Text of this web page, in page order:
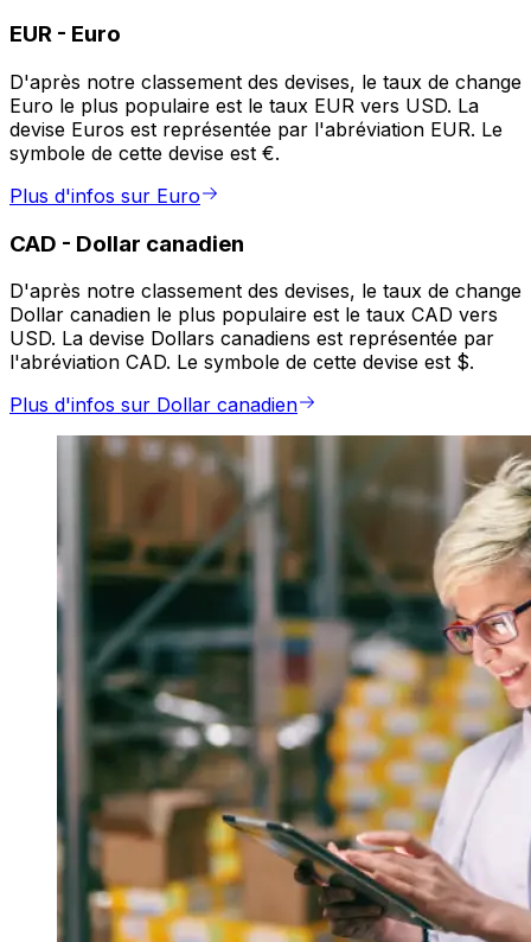
EUR - Euro
D'après notre classement des devises, le taux de change
Euro le plus populaire est le taux EUR vers USD. La
devise Euros est représentée par l'abréviation EUR. Le
symbole de cette devise est €.
Plus d'infos sur Euro
CAD - Dollar canadien
D'après notre classement des devises, le taux de change
Dollar canadien le plus populaire est le taux CAD vers
USD. La devise Dollars canadiens est représentée par
l'abréviation CAD. Le symbole de cette devise est $.
Plus d'infos sur Dollar canadien